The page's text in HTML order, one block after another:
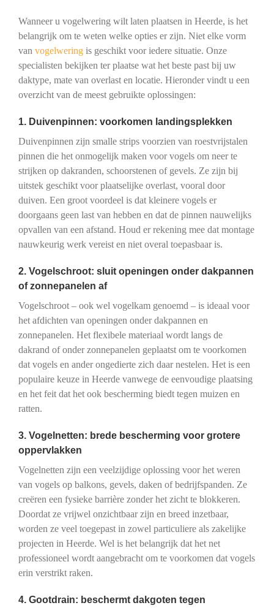
Wanneer u vogelwering wilt laten plaatsen in Heerde, is het
belangrijk om te weten welke opties er zijn. Niet elke vorm
van vogelweringis geschikt voor iedere situatie. Onze
specialisten bekijken ter plaatse wat het beste past bij uw
daktype, mate van overlast en locatie. Hieronder vindt u een
overzicht van de meest gebruikte oplossingen:
1. Duivenpinnen: voorkomen landingsplekken
Duivenpinnen zijn smalle strips voorzien van roestvrijstalen
pinnen die het onmogelijk maken voor vogels om neer te
strijken op dakranden, schoorstenen of gevels. Ze zijn bij
uitstek geschikt voor plaatselijke overlast, vooral door
duiven. Een groot voordeel is dat kleinere vogels er
doorgaans geen last van hebben en dat de pinnen nauwelijks
opvallen van een afstand. Houd er rekening mee dat montage
nauwkeurig werk vereist en niet overal toepasbaar is.
2. Vogelschroot: sluit openingen onder dakpannen
of zonnepanelen af
Vogelschroot – ook wel vogelkam genoemd – is ideaal voor
het afdichten van openingen onder dakpannen en
zonnepanelen. Het flexibele materiaal wordt langs de
dakrand of onder zonnepanelen geplaatst om te voorkomen
dat vogels en ander ongedierte zich daar nestelen. Het is een
populaire keuze in Heerde vanwege de eenvoudige plaatsing
en het feit dat het ook bescherming biedt tegen muizen en
ratten.
3. Vogelnetten: brede bescherming voor grotere
oppervlakken
Vogelnetten zijn een veelzijdige oplossing voor het weren
van vogels op balkons, gevels, daken of bedrijfspanden. Ze
creëren een fysieke barrière zonder het zicht te blokkeren.
Doordat ze vrijwel onzichtbaar zijn en breed inzetbaar,
worden ze veel toegepast in zowel particuliere als zakelijke
projecten in Heerde. Wel is het belangrijk dat het net
professioneel wordt aangebracht om te voorkomen dat vogels
erin verstrikt raken.
4. Gootdrain: beschermt dakgoten tegen